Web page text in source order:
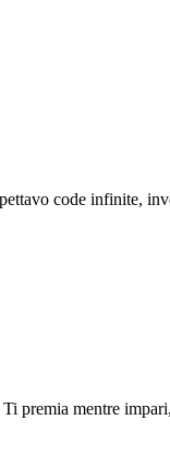
code infinite,
premia mentre